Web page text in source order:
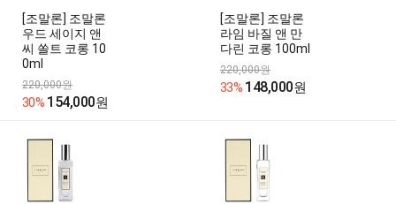
[조말론] 조말론
우드 세이지 앤
씨 쏠트 코롱 10
0ml
220,000원
30% 154,000원
[조말론] 조말론
라임 바질 앤 만
다린 코롱 100ml
220,000원
33% 148,000원